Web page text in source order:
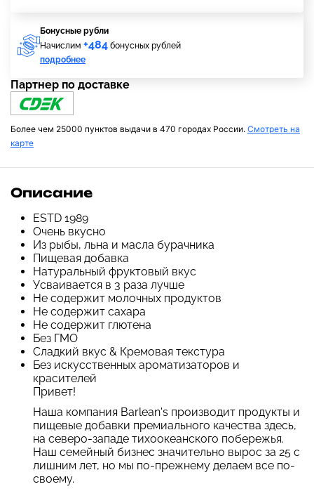
Бонусные рубли
Начислим +484 бонусных рублей
подробнее
Партнер по доставке
Более чем 25000 пунктов выдачи в 470 городах России. Смотреть на
карте
Описание
ESTD 1989
Очень вкусно
Из рыбы, льна и масла бурачника
Пищевая добавка
Натуральный фруктовый вкус
Усваивается в 3 раза лучше
Не содержит молочных продуктов
Не содержит сахара
Не содержит глютена
Без ГМО
Сладкий вкус & Кремовая текстура
Без искусственных ароматизаторов и
красителей
Привет!
Наша компания Barlean's производит продукты и
пищевые добавки премиального качества здесь,
на северо-западе тихоокеанского побережья.
Наш семейный бизнес значительно вырос за 25 с
лишним лет, но мы по-прежнему делаем все по-
своему.